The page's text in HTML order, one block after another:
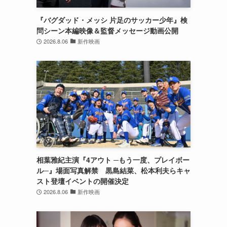
『バグダッド・メッシ 片足のサッカー少年』検
問シーン本編映像＆監督メッセージ動画公開
2026.8.06 新作映画
相葉雅紀主演『4アウト ─もう一度、プレイボー
ル─』場面写真解禁 黒島結菜、松本利夫らキャ
スト登壇イベントの開催決定
2026.8.06 新作映画